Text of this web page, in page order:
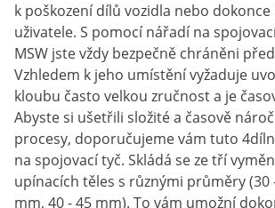
k poškození dílů vozidla nebo dokonce
uživatele. S pomocí nářadí na
MSW jste vždy bezpečně chráněni
Vzhledem k jeho umístění vyžaduje
kloubu často velkou zručnost a je
Abyste si ušetřili složité a časově
procesy, doporučujeme vám tuto
na spojovací tyč. Skládá se ze tří
upínacích těles s různými průměry (30
mm, 40 - 45 mm). To vám umožní